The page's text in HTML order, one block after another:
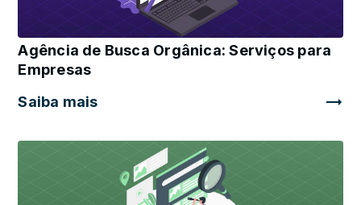
Agência de Busca Orgânica: Serviços para
Empresas
Saiba mais